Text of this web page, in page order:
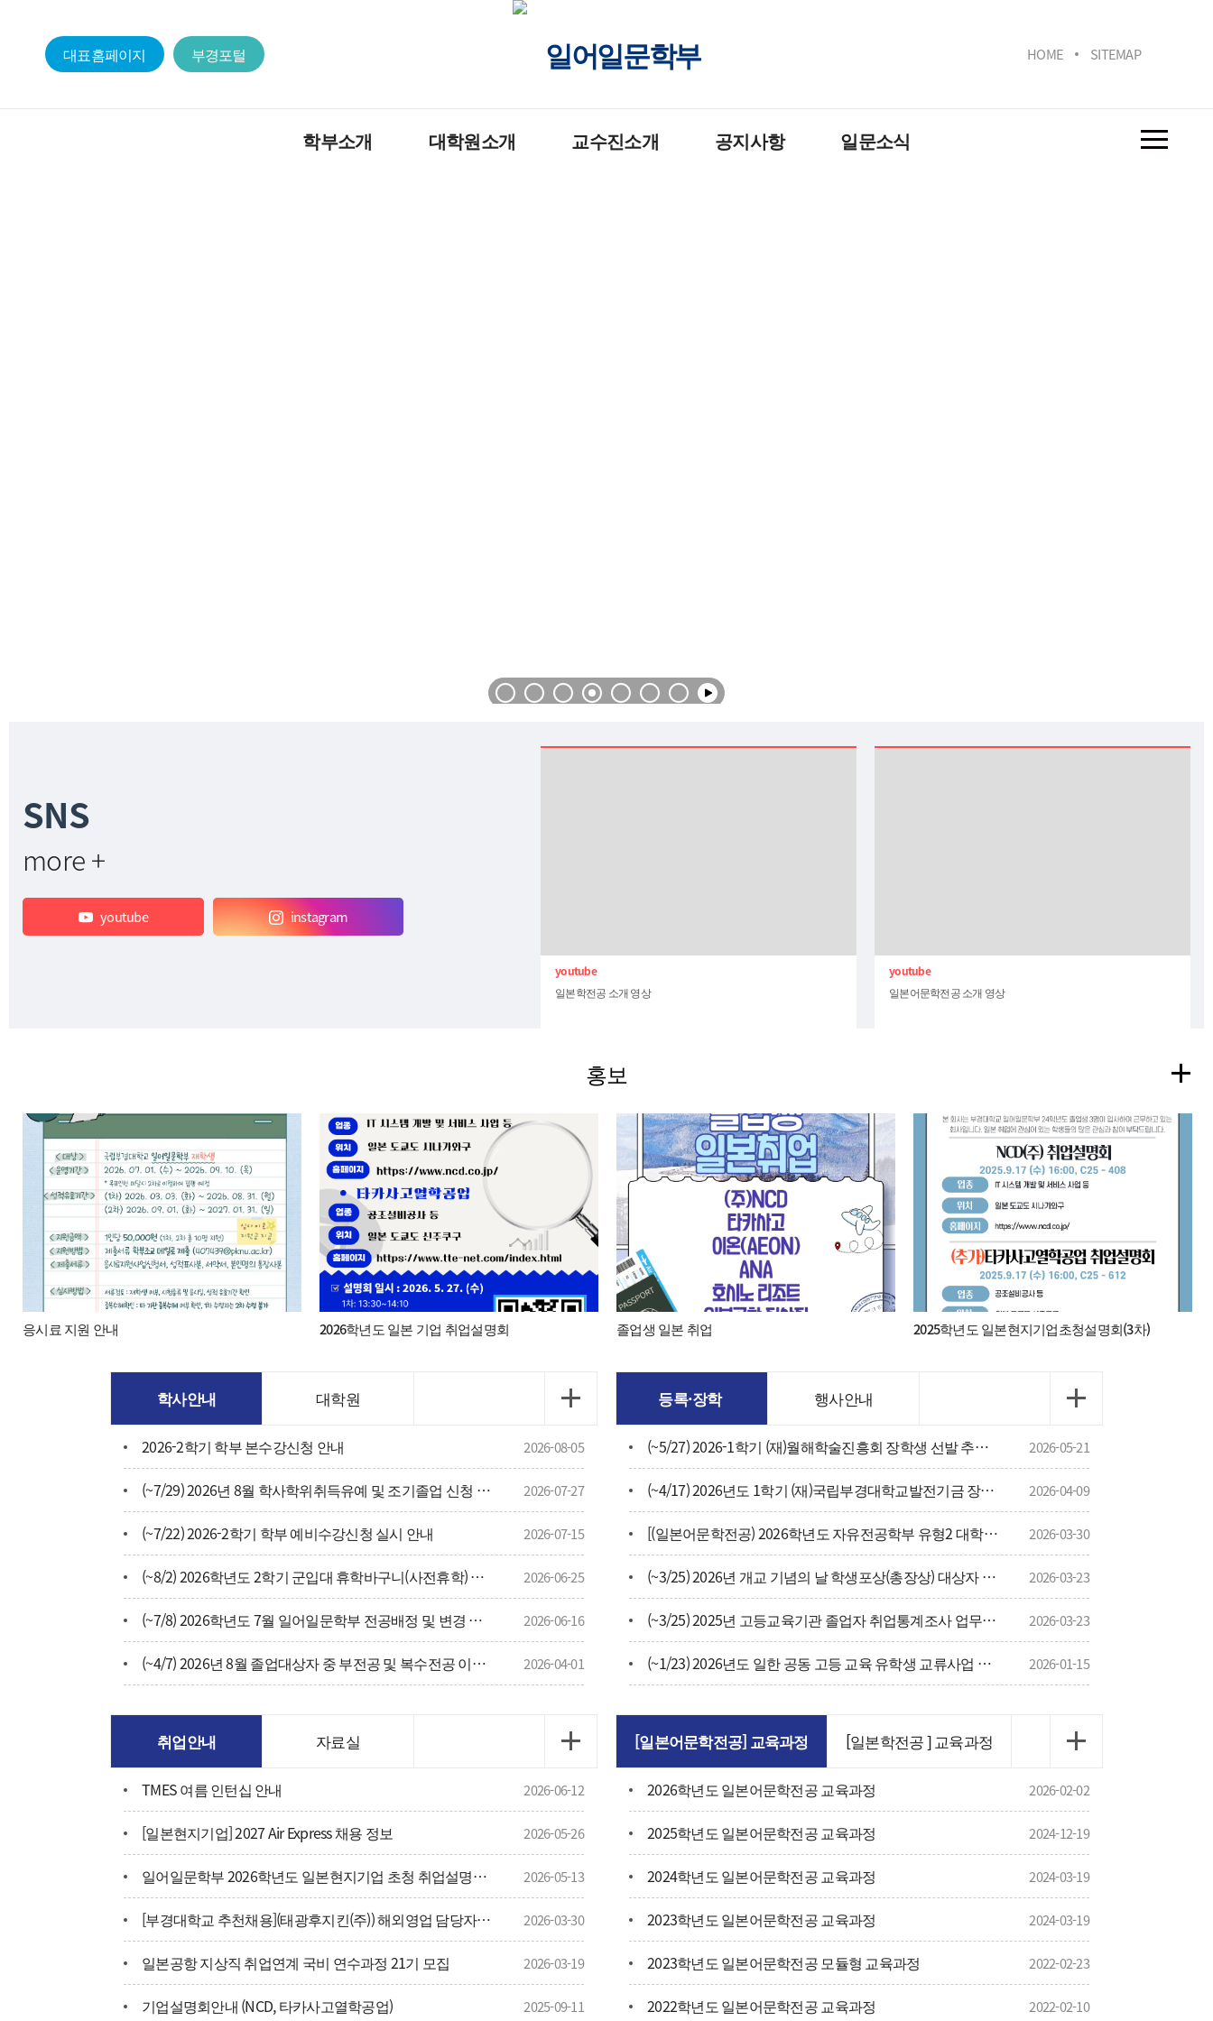
일어일문학부
대표홈페이지 부경포털 HOME SITEMAP
학부소개 대학원소개 교수진소개 공지사항 일문소식
SNS
more +
youtube instagram
일어일문학부 공식 인스타그램
일본학전공 소개 영상 일본어문학전공 소개 영상
데이터가 없습니다. 데이터가 없습니다.
홍보
응시료 지원 안내 2026학년도 일본 기업 취업설명회 졸업생 일본 취업 2025학년도 일본현지기업초청설명회(3차)
학사안내 대학원
2026-2학기 학부 본수강신청 안내 2026-08-05
(~7/29) 2026년 8월 학사학위취득유예 및 조기졸업 신청 안내 2026-07-27
(~7/22) 2026-2학기 학부 예비수강신청 실시 안내 2026-07-15
(~8/2) 2026학년도 2학기 군입대 휴학바구니(사전휴학) 신청 안내 2026-06-25
(~7/8) 2026학년도 7월 일어일문학부 전공배정 및 변경 신청 안내 2026-06-16
(~4/7) 2026년 8월 졸업대상자 중 부전공 및 복수전공 이수자 취소 및 변경 신청 안내(해당자만 신청) 2026-04-01
등록·장학 행사안내
(~5/27) 2026-1학기 (재)월해학술진흥회 장학생 선발 추천 신청 안내 2026-05-21
(~4/17) 2026년도 1학기 (재)국립부경대학교발전기금 장선생 장학금 장학생 선발<기간연장> 2026-04-09
[(일본어문학전공) 2026학년도 자유전공학부 유형2 대학생활멘토단 선발 안내] 2026-03-30
(~3/25) 2026년 개교 기념의 날 학생포상(총장상) 대상자 선정 신청서 2026-03-23
(~3/25) 2025년 고등교육기관 졸업자 취업통계조사 업무지원 근로장학생 선발(2명) 2026-03-23
(~1/23) 2026년도 일한 공동 고등 교육 유학생 교류사업 응모 절차 및 선발 일정 (학부 1년코스) 2026-01-15
취업안내 자료실
TMES 여름 인턴십 안내 2026-06-12
[일본현지기업] 2027 Air Express 채용 정보 2026-05-26
일어일문학부 2026학년도 일본현지기업 초청 취업설명회 참가신청 2026-05-13
[부경대학교 추천채용](태광후지킨(주)) 해외영업 담당자 채용(일본어) 2026-03-30
일본공항 지상직 취업연계 국비 연수과정 21기 모집 2026-03-19
기업설명회안내 (NCD, 타카사고열학공업) 2025-09-11
[일본어문학전공] 교육과정 [일본학전공 ] 교육과정
2026학년도 일본어문학전공 교육과정 2026-02-02
2025학년도 일본어문학전공 교육과정 2024-12-19
2024학년도 일본어문학전공 교육과정 2024-03-19
2023학년도 일본어문학전공 교육과정 2024-03-19
2023학년도 일본어문학전공 모듈형 교육과정 2022-02-23
2022학년도 일본어문학전공 교육과정 2022-02-10